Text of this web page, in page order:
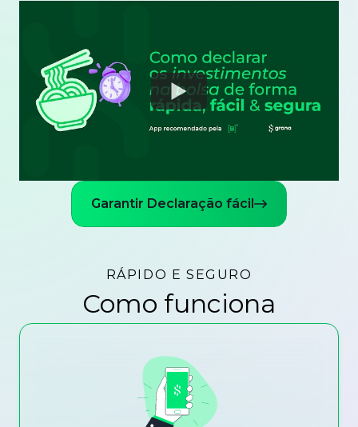
Watch
Garantir Declaração fácil
RÁPIDO E SEGURO
Como funciona